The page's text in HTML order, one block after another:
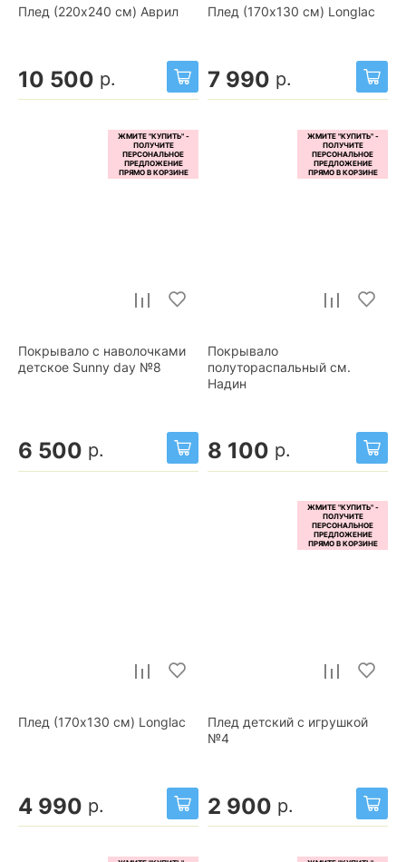
Плед (220x240 см) Аврил
10 500 р.
Плед (170x130 см) Longlac
7 990 р.
Покрывало с наволочками
детское Sunny day №8
6 500 р.
Покрывало
полутораспальный см.
Надин
8 100 р.
Плед (170x130 см) Longlac
4 990 р.
Плед детский с игрушкой
№4
2 900 р.